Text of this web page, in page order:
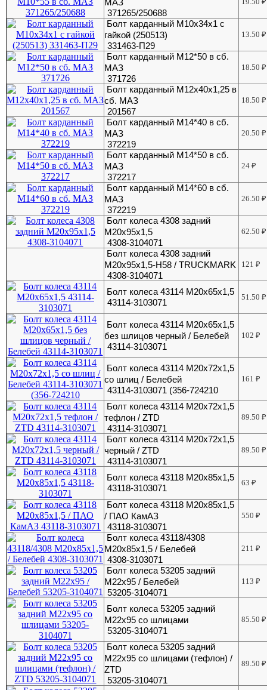
МАЗ
371265/250688
Болт карданный М10х34х1 с
гайкой (250513)
331463-П29
13.50₽
Болт карданный М12*50 в сб.
МАЗ
371726
18.50₽
Болт карданный М12х40х1,25 в
сб. МАЗ
201567
18.50₽
Болт карданный М14*40 в сб.
МАЗ
372219
20.50₽
Болт карданный М14*50 в сб.
МАЗ
372217
24₽
Болт карданный М14*60 в сб.
МАЗ
372219
26.50₽
Болт колеса 4308 задний
М20х95х1,5
4308-3104071
62.50₽
Болт колеса 4308 задний
М20х95х1,5-H58 / TRUCKMARK
4308-3104071
121₽
Болт колеса 43114 М20х65х1,5
43114-3103071
51.50₽
Болт колеса 43114 М20х65х1,5
без шлицов черный / Белебей
43114-3103071
102₽
Болт колеса 43114 М20х72х1,5
со шлиц / Белебей
43114-3103071 (356-724210
161₽
Болт колеса 43114 М20х72х1,5
тефлон / ZTD
43114-3103071
89.50₽
Болт колеса 43114 М20х72х1,5
черный / ZTD
43114-3103071
89.50₽
Болт колеса 43118 М20х85х1,5
43118-3103071
63₽
Болт колеса 43118 М20х85х1,5
/ ПАО КамАЗ
43118-3103071
550₽
Болт колеса 43118/4308
М20х85х1,5 / Белебей
4308-3103071
211₽
Болт колеса 53205 задний
М22х95 / Белебей
53205-3104071
113₽
Болт колеса 53205 задний
М22х95 со шлицами
53205-3104071
85.50₽
Болт колеса 53205 задний
М22х95 со шлицами (тефлон) /
ZTD
53205-3104071
89.50₽